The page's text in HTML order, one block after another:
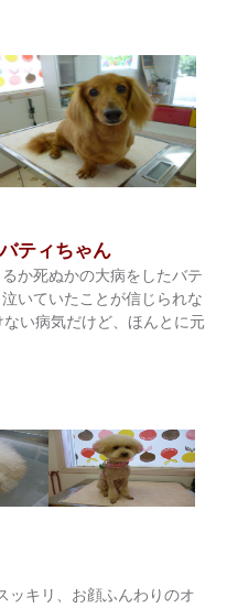
ティちゃん
か死ぬかの大病をしたバテ
いていたことが信じられな
い病気だけど、ほんとに元
キリ、お顔ふんわりのオ